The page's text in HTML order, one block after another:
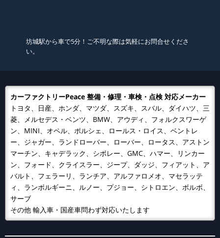
坊城駅から車で5分！ご不明な際は気軽にお問合せくださ
い。
カーファクトリーPeace 整備・修理・車検・点検 対応メーカー
トヨタ、日産、ホンダ、マツダ、スズキ、スバル、ダイハツ、三
菱、メルセデス・ベンツ、BMW、アウディ、フォルクスワーゲ
ン、MINI、オペル、ポルシェ、ロールス・ロイス、ベントレ
ー、ジャガー、ランドローバー、ローバー、ロータス、アストン
マーチン、キャデラック、シボレー、GMC、ハマー、リンカー
ン、フォード、クライスラー、ジープ、ダッジ、フィアット、ア
バルト、フェラーリ、ランチア、アルファロメオ、マセラッテ
ィ、ランボルギーニ、ルノー、プジョー、シトロエン、ボルボ、
サーブ
その他 輸入車・国産車問わず対応いたします